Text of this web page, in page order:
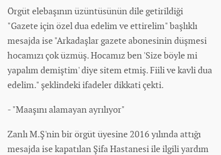
Örgüt elebaşının üzüntüsünün dile getirildiği
"Gazete için özel dua edelim ve ettirelim" başlıklı
mesajda ise "Arkadaşlar gazete abonesinin düşmesi
hocamızı çok üzmüş. Hocamız ben 'Size böyle mi
yapalım demiştim' diye sitem etmiş. Fiili ve kavli dua
edelim." şeklindeki ifadeler dikkati çekti.
- "Maaşını alamayan ayrılıyor"
Zanlı M.Ş'nin bir örgüt üyesine 2016 yılında attığı
mesajda ise kapatılan Şifa Hastanesi ile ilgili yardım